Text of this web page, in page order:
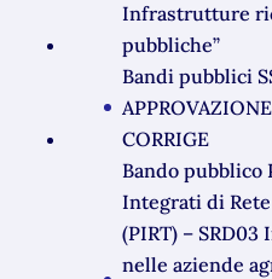
Infrastrutture
pubbliche”
Bandi pubblici
CORRIGE
Bando pubblico
Integrati di
(PIRT) –
nelle aziende